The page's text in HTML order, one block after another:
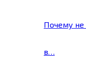
Почему не
в…